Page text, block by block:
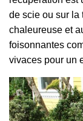
de scie ou sur la
chaleureuse et
foisonnantes
vivaces pour un